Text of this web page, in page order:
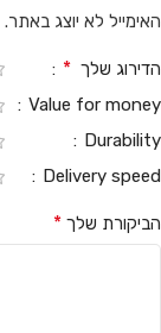
האימייל לא יוצג באתר.
הדירוג שלך *
Value for money
Durability
Delivery speed
הביקורת שלך *